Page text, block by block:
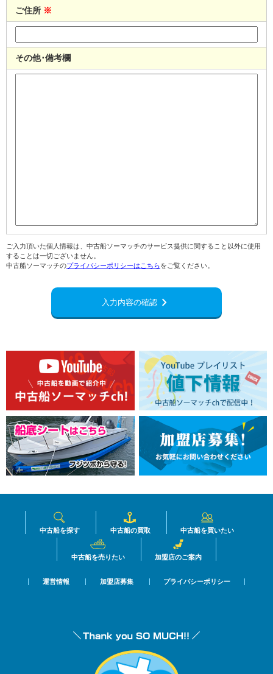
ご住所 ※
その他･備考欄
ご入力頂いた個人情報は、中古船ソーマッチのサービス提供に関すること以外に使用
することは一切ございません。
中古船ソーマッチのプライバシーポリシーはこちらをご覧ください。
入力内容の確認navigate_next
中古船を探す 中古船の買取 中古船を買いたい
中古船を売りたい 加盟店のご案内
運営情報 加盟店募集 プライバシーポリシー